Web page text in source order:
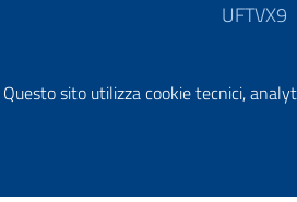
Questo sito utilizza cookie tecnici,
UFTVX9